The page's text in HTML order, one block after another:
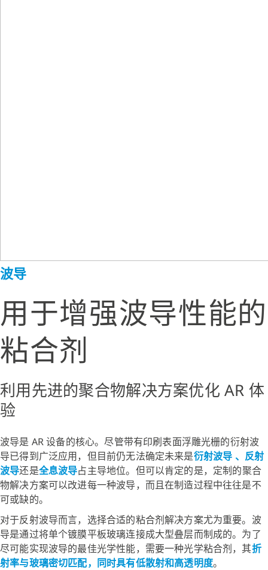
波导
用于增强波导性能的
粘合剂
利用先进的聚合物解决方案优化 AR 体
验
波导是 AR 设备的核心。尽管带有印刷表面浮雕光栅的衍射波
导已得到广泛应用，但目前仍无法确定未来是衍射波导 、反射
波导还是全息波导占主导地位。但可以肯定的是，定制的聚合
物解决方案可以改进每一种波导，而且在制造过程中往往是不
可或缺的。
对于反射波导而言，选择合适的粘合剂解决方案尤为重要。波
导是通过将单个镀膜平板玻璃连接成大型叠层而制成的。为了
尽可能实现波导的最佳光学性能，需要一种光学粘合剂，其折
射率与玻璃密切匹配，同时具有低散射和高透明度。